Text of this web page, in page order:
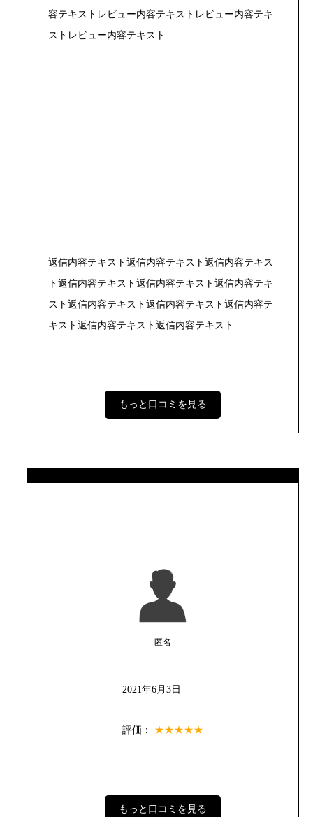
容テキストレビュー内容テキストレビュー内容テキ
ストレビュー内容テキスト
返信内容テキスト返信内容テキスト返信内容テキス
ト返信内容テキスト返信内容テキスト返信内容テキ
スト返信内容テキスト返信内容テキスト返信内容テ
キスト返信内容テキスト返信内容テキスト
もっと口コミを見る
匿名
2021年6月3日
評価： ★★★★★
もっと口コミを見る